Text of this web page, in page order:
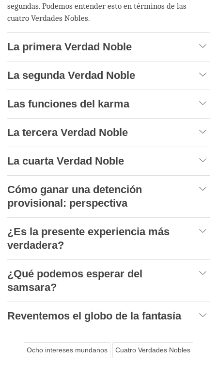
segundas. Podemos entender esto en términos de las
cuatro Verdades Nobles.
La primera Verdad Noble
La segunda Verdad Noble
Las funciones del karma
La tercera Verdad Noble
La cuarta Verdad Noble
Cómo ganar una detención
provisional: perspectiva
¿Es la presente experiencia más
verdadera?
¿Qué podemos esperar del
samsara?
Reventemos el globo de la fantasía
Ocho intereses mundanos Cuatro Verdades Nobles